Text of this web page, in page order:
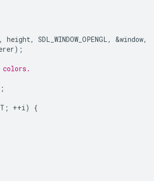
, height, SDL_WINDOW_OPENGL, &window,
);
colors.
; ++i)
{